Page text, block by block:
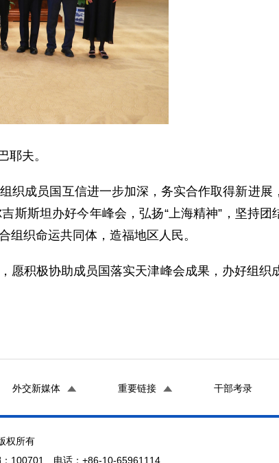
耶夫。
织成员国互信进一步加深，务实合作取得新进展
斯斯坦办好今年峰会，弘扬“上海精神”，坚持团
织命运共同体，造福地区人民。
愿积极协助成员国落实天津峰会成果，办好组织
外交新媒体 重要链接 干部考录
权所有
100701 电话：+86-10-65961114